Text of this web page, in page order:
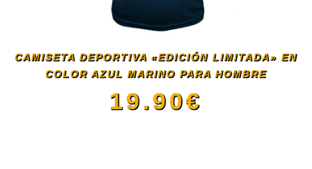
opciones
se
pueden
CAMISETA DEPORTIVA «EDICIÓN LIMITADA» EN
COLOR AZUL MARINO PARA HOMBRE
19.90€